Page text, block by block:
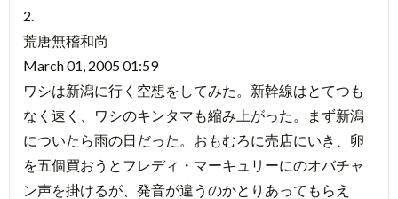
2.
荒唐無稽和尚
March 01, 2005 01:59
ワシは新潟に行く空想をしてみた。新幹線はとてつも
なく速く、ワシのキンタマも縮み上がった。まず新潟
についたら雨の日だった。おもむろに売店にいき、卵
を五個買おうとフレディ・マーキュリーにのオバチャ
ン声を掛けるが、発音が違うのかとりあってもらえ